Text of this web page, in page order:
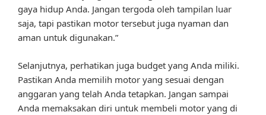
gaya hidup Anda. Jangan tergoda oleh tampilan luar
saja, tapi pastikan motor tersebut juga nyaman dan
aman untuk digunakan.”
Selanjutnya, perhatikan juga budget yang Anda miliki.
Pastikan Anda memilih motor yang sesuai dengan
anggaran yang telah Anda tetapkan. Jangan sampai
Anda memaksakan diri untuk membeli motor yang di